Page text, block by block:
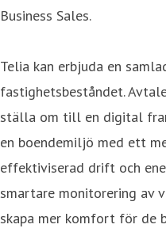
Business Sales.
Telia kan erbjuda en
fastighetsbeståndet.
ställa om till en digital
en boendemiljö med ett
effektiviserad drift och
smartare monitorering av
skapa mer komfort för de